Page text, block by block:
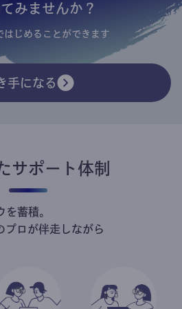
みませんか？
はじめることができます
手になる
サポート体制
蓄積。
プロが伴走しながら